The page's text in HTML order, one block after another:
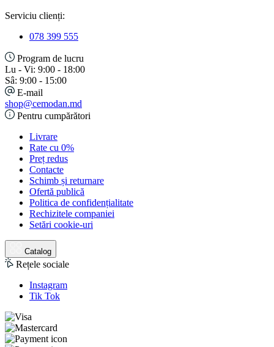
Serviciu clienți:
078 399 555
Program de lucru
Lu - Vi: 9:00 - 18:00
Sâ: 9:00 - 15:00
E-mail
shop@cemodan.md
Pentru cumpărători
Livrare
Rate cu 0%
Preț redus
Contacte
Schimb și returnare
Ofertă publică
Politica de confidențialitate
Rechizitele companiei
Setări cookie-uri
Catalog
Rețele sociale
Instagram
Tik Tok